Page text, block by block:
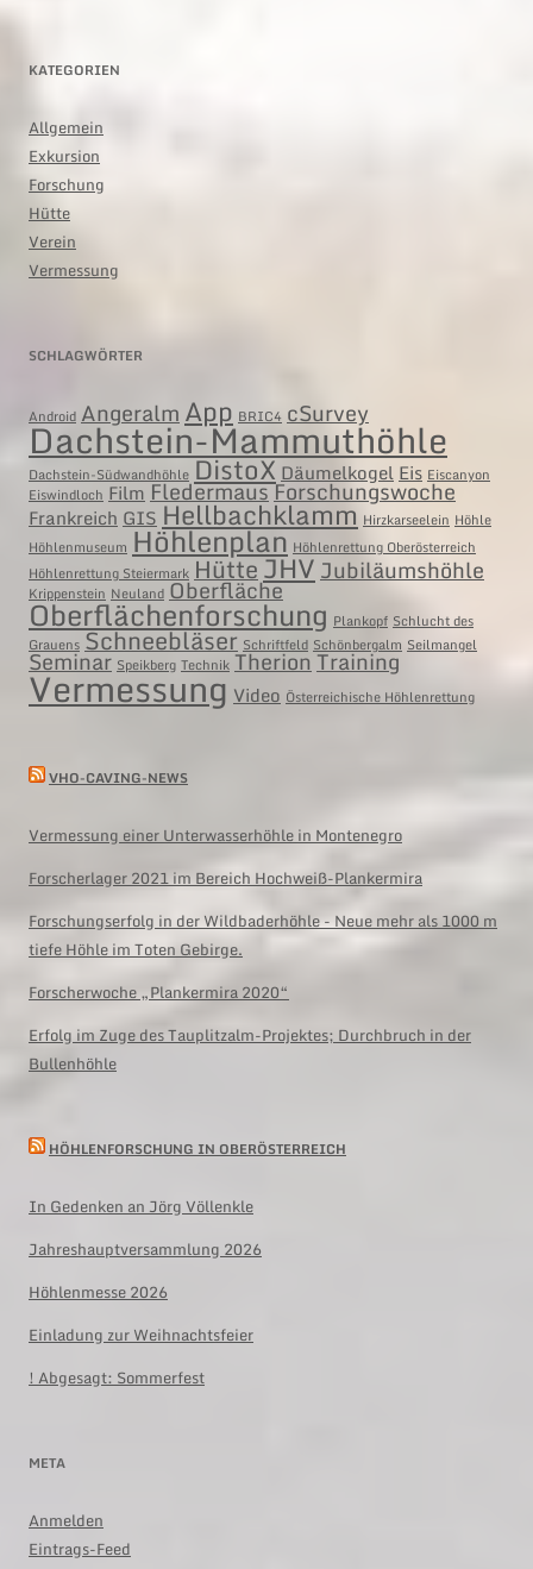
KATEGORIEN
Allgemein
Exkursion
Forschung
Hütte
Verein
Vermessung
SCHLAGWÖRTER
Android AngeralmApp BRIC4 cSurvey
Dachstein-Mammuthöhle
Dachstein-Südwandhöhle DistoX Däumelkogel Eis Eiscanyon
Eiswindloch Film FledermausForschungswoche
Frankreich GIS Hellbachklamm Hirzkarseelein Höhle
Höhlenmuseum Höhlenplan Höhlenrettung Oberösterreich
Höhlenrettung Steiermark HütteJHVJubiläumshöhle
Krippenstein Neuland Oberfläche
Oberflächenforschung Plankopf Schlucht des
Grauens Schneebläser Schriftfeld Schönbergalm Seilmangel
Seminar Speikberg Technik TherionTraining
Vermessung Video Österreichische Höhlenrettung
VHO-CAVING-NEWS
Vermessung einer Unterwasserhöhle in Montenegro
Forscherlager 2021 im Bereich Hochweiß-Plankermira
Forschungserfolg in der Wildbaderhöhle - Neue mehr als 1000 m
tiefe Höhle im Toten Gebirge.
Forscherwoche „Plankermira 2020“
Erfolg im Zuge des Tauplitzalm-Projektes; Durchbruch in der
Bullenhöhle
HÖHLENFORSCHUNG IN OBERÖSTERREICH
In Gedenken an Jörg Völlenkle
Jahreshauptversammlung 2026
Höhlenmesse 2026
Einladung zur Weihnachtsfeier
! Abgesagt: Sommerfest
META
Anmelden
Eintrags-Feed